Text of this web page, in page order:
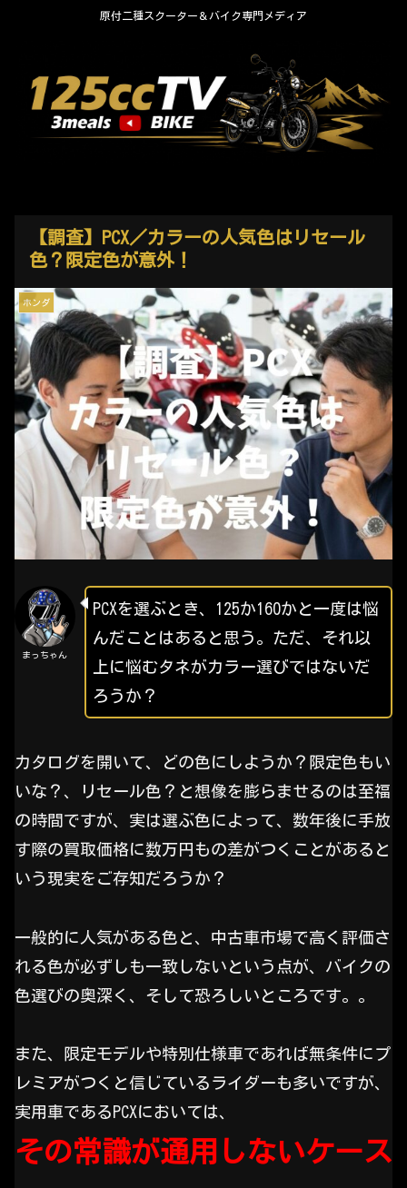
原付二種スクーター＆バイク専門メディア
【調査】PCX／カラーの人気色はリセール
色？限定色が意外！
ホンダ
まっちゃん
PCXを選ぶとき、125か160かと一度は悩
んだことはあると思う。ただ、それ以
上に悩むタネがカラー選びではないだ
ろうか？
カタログを開いて、どの色にしようか？限定色もい
いな？、リセール色？と想像を膨らませるのは至福
の時間ですが、実は選ぶ色によって、数年後に手放
す際の買取価格に数万円もの差がつくことがあると
いう現実をご存知だろうか？
一般的に人気がある色と、中古車市場で高く評価さ
れる色が必ずしも一致しないという点が、バイクの
色選びの奥深く、そして恐ろしいところです。。
また、限定モデルや特別仕様車であれば無条件にプ
レミアがつくと信じているライダーも多いですが、
実用車であるPCXにおいては、
その常識が通用しないケース